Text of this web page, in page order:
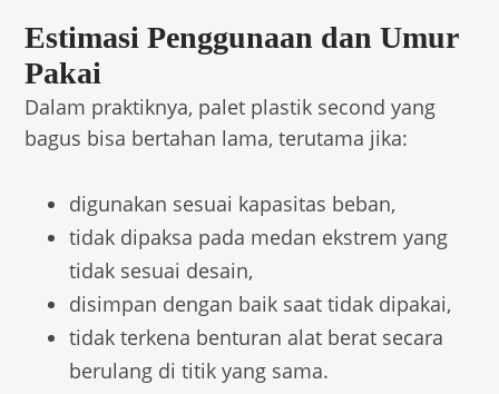
Estimasi Penggunaan dan Umur
Pakai
Dalam praktiknya, palet plastik second yang
bagus bisa bertahan lama, terutama jika:
digunakan sesuai kapasitas beban,
tidak dipaksa pada medan ekstrem yang
tidak sesuai desain,
disimpan dengan baik saat tidak dipakai,
tidak terkena benturan alat berat secara
berulang di titik yang sama.